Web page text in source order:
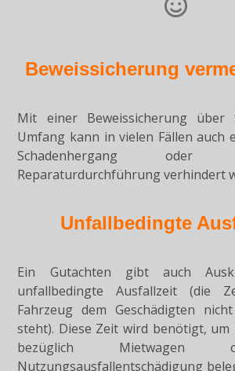
Beweissicherung
Mit einer Beweissicherung über
Umfang kann in vielen Fällen auch
Schadenhergang
Reparaturdurchführung verhindert
Unfallbedingte
Ein Gutachten gibt auch
unfallbedingte Ausfallzeit (die
Fahrzeug dem Geschädigten
steht). Diese Zeit wird benötigt, um
bezüglich Mietwagen
Nutzungsausfallentschädigung